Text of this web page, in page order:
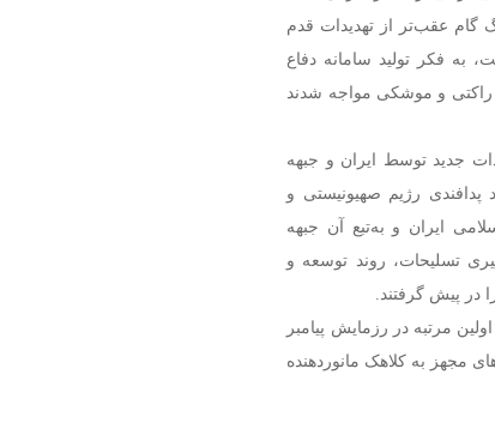
گام عقب‌تر از تهدیدات قدم
زرهی آنها در جنگ ۳۳روزه بالا رفت، به فکر تولید سامانه دفاع
راکتی و موشکی مواجه شدند
جدید توسط ایران و جبهه
رژیم صهیونیستی و
ایران و به‌تبع آن جبهه
تسلیحات،‌ روند توسعه و
پیش گرفتند.
مرتبه در رزمایش پیامبر
مجهز به کلاهک مانوردهنده